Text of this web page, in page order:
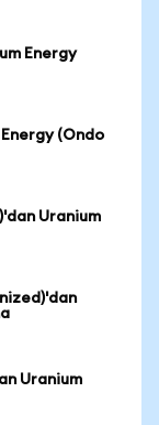
Energy
(Ondo
Uranium
Uranium